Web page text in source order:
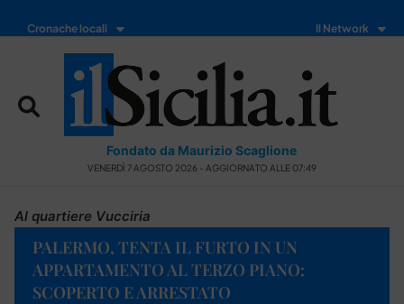
Cronache locali Il Network
Fondato da Maurizio Scaglione
VENERDÌ 7 AGOSTO 2026 - AGGIORNATO ALLE 07:49
Al quartiere Vucciria
PALERMO, TENTA IL FURTO IN UN
APPARTAMENTO AL TERZO PIANO:
SCOPERTO E ARRESTATO